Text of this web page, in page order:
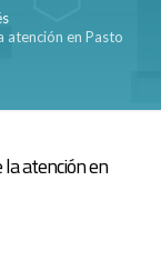
atención en Pasto
atención en